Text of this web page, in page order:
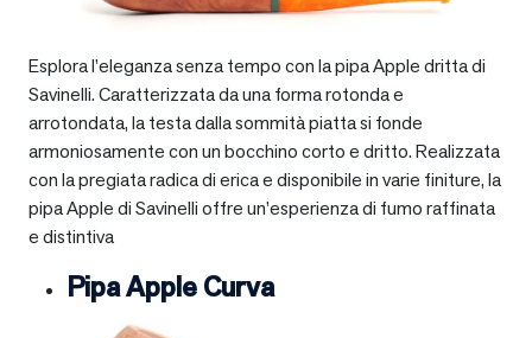
Esplora l’eleganza senza tempo con la pipa Apple dritta di
Savinelli. Caratterizzata da una forma rotonda e
arrotondata, la testa dalla sommità piatta si fonde
armoniosamente con un bocchino corto e dritto. Realizzata
con la pregiata radica di erica e disponibile in varie finiture, la
pipa Apple di Savinelli offre un’esperienza di fumo raffinata
e distintiva
Pipa Apple Curva